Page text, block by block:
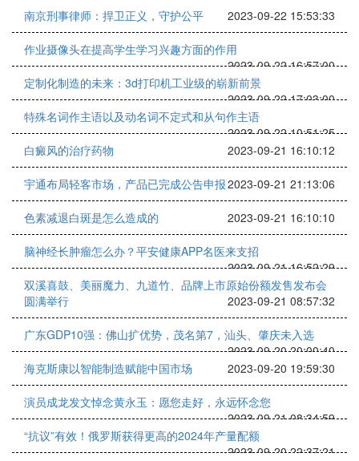
南京刑事律师：捍卫正义，守护公平 2023-09-22 15:53:33
作业摄像头在提高学生学习兴趣方面的作用
2023-09-22 16:57:00
定制化制造的未来：3d打印机工业级的崭新前景
2023-09-22 17:03:00
特殊名词作主语以及动名词不定式和从句作主语
2023-09-22 10:51:25
白癜风的治疗药物
2023-09-21 16:10:12
宇通布局轻客市场，产品已完成公告申报2023-09-21 21:13:06
色素减退白斑是怎么造成的 2023-09-21 16:10:10
脑神经长肿瘤怎么办？平安健康APP名医来支招
2023-09-21 16:52:29
双溪喜鼓、美丽魔力、九道竹、品牌上市原始份额发售发布会
圆满举行
2023-09-21 08:57:32
广东GDP10强：佛山扩优势，茂名第7，汕头、肇庆未入选
2023-09-20 20:00:40
海克斯康以智能制造赋能中国市场
2023-09-20 19:59:30
演员成龙发文悼念黄永玉：愿您走好，永远怀念您
2023-09-21 08:34:59
“抗议”有效！俄罗斯获得更高的2024年产量配额
2023-09-20 22:37:21